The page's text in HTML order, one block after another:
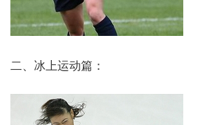
二、冰上运动篇：